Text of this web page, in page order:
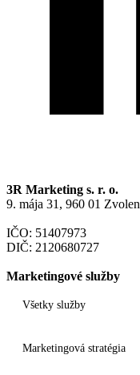
3R Marketing s. r. o.
9. mája 31, 960 01 Zvolen
IČO: 51407973
DIČ: 2120680727
Marketingové služby
Všetky služby
Marketingová stratégia